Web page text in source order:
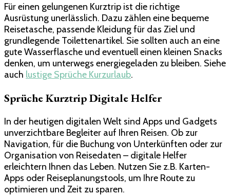
Für einen gelungenen Kurztrip ist die richtige
Ausrüstung unerlässlich. Dazu zählen eine bequeme
Reisetasche, passende Kleidung für das Ziel und
grundlegende Toilettenartikel. Sie sollten auch an eine
gute Wasserflasche und eventuell einen kleinen Snacks
denken, um unterwegs energiegeladen zu bleiben. Siehe
auch lustige Sprüche Kurzurlaub.
Sprüche Kurztrip Digitale Helfer
In der heutigen digitalen Welt sind Apps und Gadgets
unverzichtbare Begleiter auf Ihren Reisen. Ob zur
Navigation, für die Buchung von Unterkünften oder zur
Organisation von Reisedaten – digitale Helfer
erleichtern Ihnen das Leben. Nutzen Sie z.B. Karten-
Apps oder Reiseplanungstools, um Ihre Route zu
optimieren und Zeit zu sparen.